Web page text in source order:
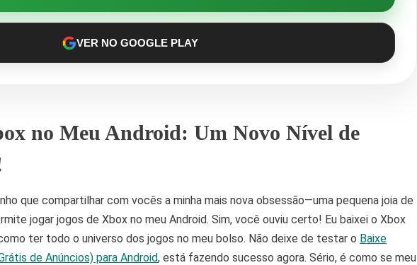
VER NO GOOGLE PLAY
no Meu Android: Um Novo Nível de
que compartilhar com vocês a minha mais nova obsessão—uma pequena joia de
jogar jogos de Xbox no meu Android. Sim, você ouviu certo! Eu baixei o Xbox
ter todo o universo dos jogos no meu bolso. Não deixe de testar o Baixe
de Anúncios) para Android, está fazendo sucesso agora. Sério, é como se meu